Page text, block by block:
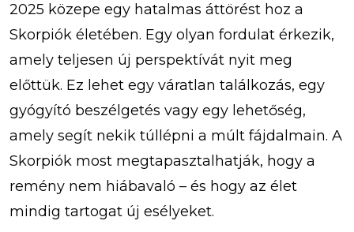
2025 közepe egy hatalmas áttörést hoz a
Skorpiók életében. Egy olyan fordulat érkezik,
amely teljesen új perspektívát nyit meg
előttük. Ez lehet egy váratlan találkozás, egy
gyógyító beszélgetés vagy egy lehetőség,
amely segít nekik túllépni a múlt fájdalmain. A
Skorpiók most megtapasztalhatják, hogy a
remény nem hiábavaló – és hogy az élet
mindig tartogat új esélyeket.